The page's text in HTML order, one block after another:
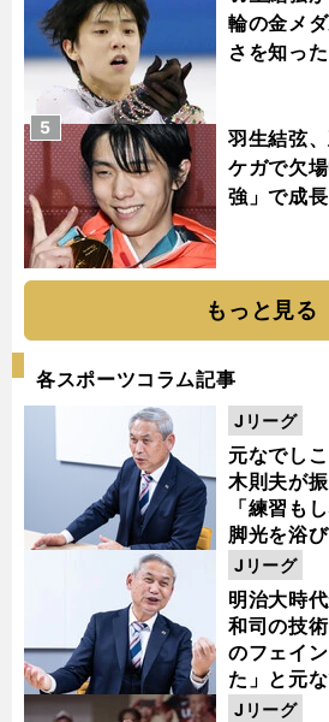
輪の金メ
さを知っ
羽生結弦
ケガで欠
強」で成長
5
もっと見る
各スポーツコラム記事
元なでし
木則夫が
「練習も
脚光を浴
い４年間
Jリーグ
明治大時
和司の技
のフェイ
た」と元
督・佐々木
Jリーグ
Jリーグ